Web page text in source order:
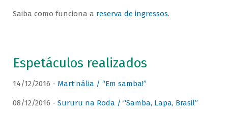
Saiba como funciona a reserva de ingressos.
Espetáculos realizados
14/12/2016 - Mart’nália / “Em samba!”
08/12/2016 - Sururu na Roda / “Samba, Lapa, Brasil”